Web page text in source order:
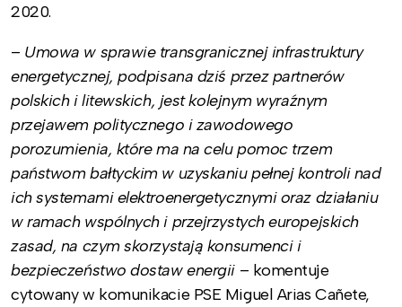
2020.
– Umowa w sprawie transgranicznej infrastruktury
energetycznej, podpisana dziś przez partnerów
polskich i litewskich, jest kolejnym wyraźnym
przejawem politycznego i zawodowego
porozumienia, które ma na celu pomoc trzem
państwom bałtyckim w uzyskaniu pełnej kontroli nad
ich systemami elektroenergetycznymi oraz działaniu
w ramach wspólnych i przejrzystych europejskich
zasad, na czym skorzystają konsumenci i
bezpieczeństwo dostaw energii– komentuje
cytowany w komunikacie PSE Miguel Arias Cañete,